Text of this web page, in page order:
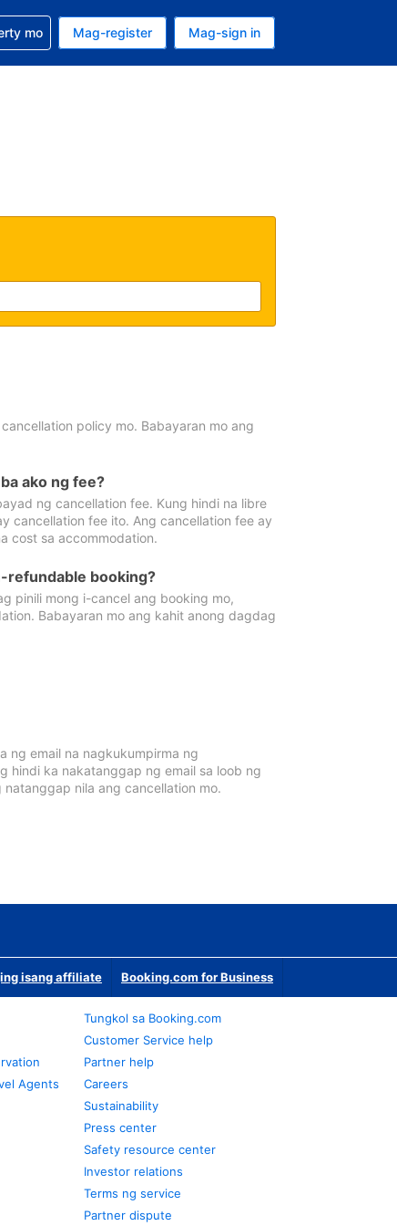
mo ngayon
wika mo ngayon
sa reservation mo
mo Mag-register Mag-sign in
policy mo. Babayaran mo ang
ako ng fee?
ng cancellation fee. Kung hindi na libre
cancellation fee ito. Ang cancellation fee ay
cost sa accommodation.
refundable booking?
pinili mong i-cancel ang booking mo,
Babayaran mo ang kahit anong dagdag
ng email na nagkukumpirma ng
hindi ka nakatanggap ng email sa loob ng
nila ang cancellation mo.
isang affiliate Booking.com for Business
Agents
Tungkol sa Booking.com
Customer Service help
Partner help
Careers
Sustainability
Press center
Safety resource center
Investor relations
Terms ng service
Partner dispute